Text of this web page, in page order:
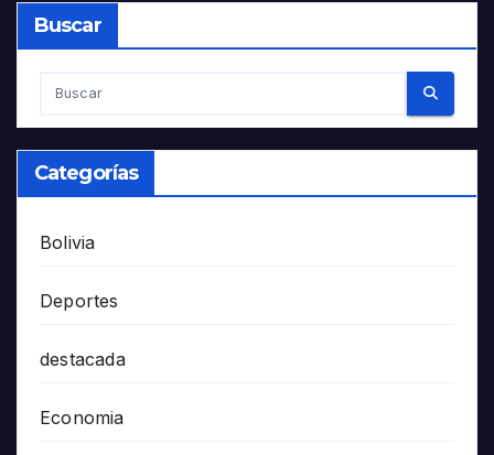
Buscar
Categorías
Bolivia
Deportes
destacada
Economia